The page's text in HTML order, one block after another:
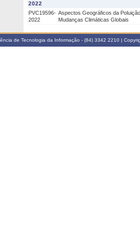
2022
PVC19596-
2022
Aspectos Geográficos da
Mudanças Climáticas Globais
de Tecnologia da Informação - (84) 3342 2210 |